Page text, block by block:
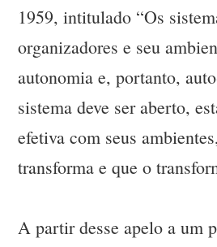
1959, intitulado “Os
organizadores e seu
autonomia e, portanto,
sistema deve ser aberto,
efetiva com seus
transforma e que o
A partir desse apelo a um